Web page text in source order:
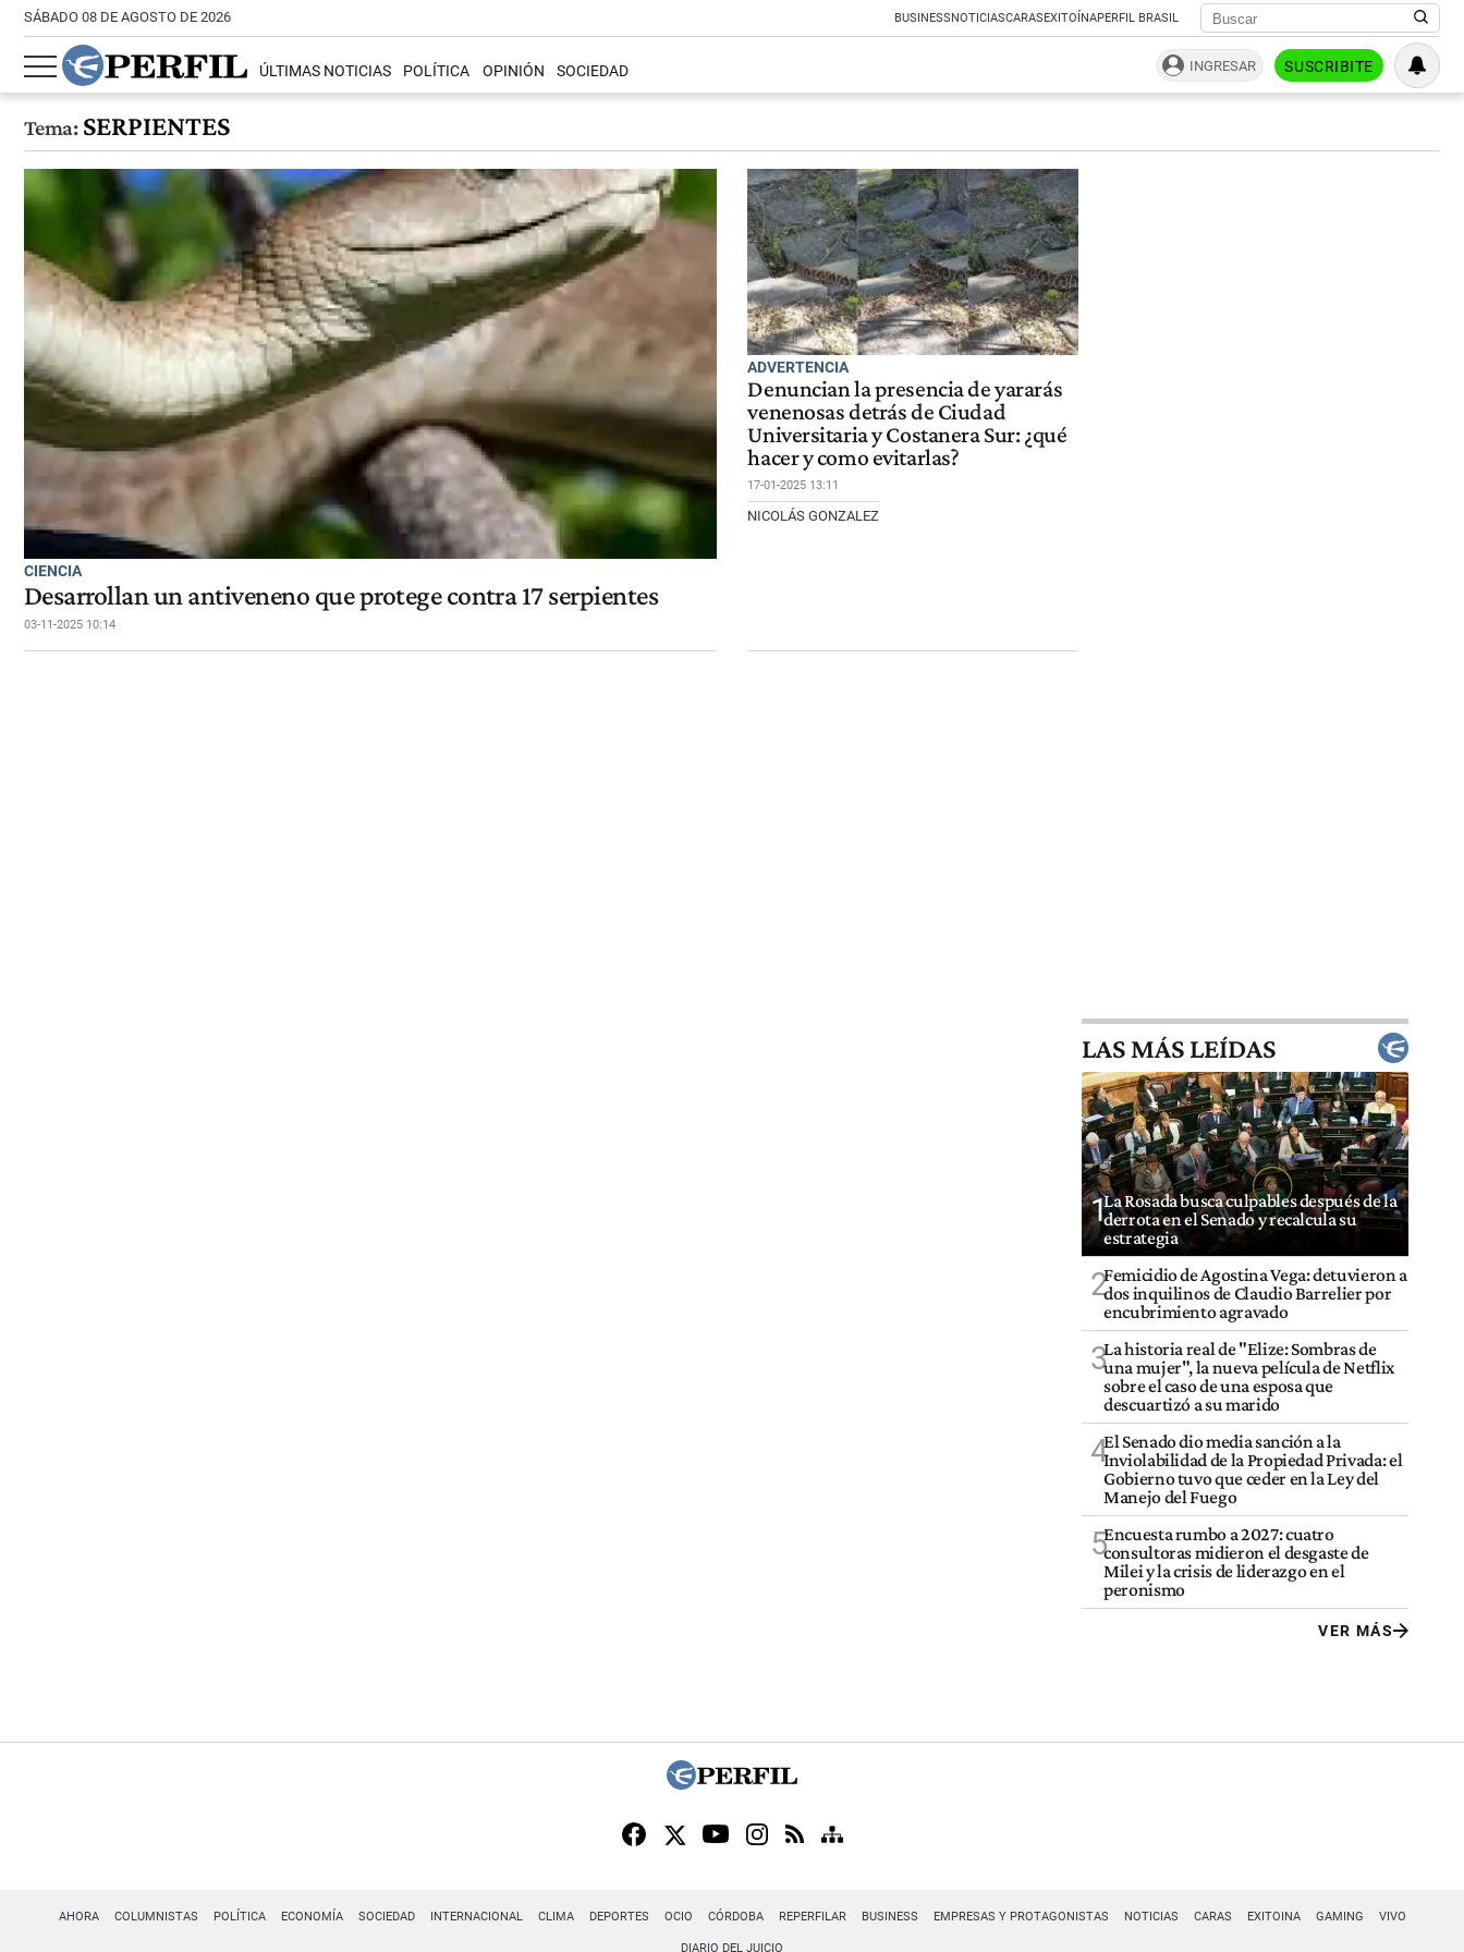
SÁBADO 08 DE AGOSTO DE 2026 BUSINESSNOTICIASCARASEXITOÍNAPERFIL BRASIL
ÚLTIMAS NOTICIAS POLÍTICA OPINIÓN SOCIEDAD INGRESAR SUSCRIBITE
Tema:SERPIENTES
CIENCIA
Desarrollan un antiveneno que protege contra 17 serpientes
03-11-2025 10:14
ADVERTENCIA
Denuncian la presencia de yararás
venenosas detrás de Ciudad
Universitaria y Costanera Sur: ¿qué
hacer y como evitarlas?
17-01-2025 13:11
NICOLÁS GONZALEZ
LAS MÁS LEÍDAS
1La Rosada busca culpables después de la
derrota en el Senado y recalcula su
estrategia
2Femicidio de Agostina Vega: detuvieron a
dos inquilinos de Claudio Barrelier por
encubrimiento agravado
3La historia real de "Elize: Sombras de
una mujer", la nueva película de Netflix
sobre el caso de una esposa que
descuartizó a su marido
4El Senado dio media sanción a la
Inviolabilidad de la Propiedad Privada: el
Gobierno tuvo que ceder en la Ley del
Manejo del Fuego
5Encuesta rumbo a 2027: cuatro
consultoras midieron el desgaste de
Milei y la crisis de liderazgo en el
peronismo
VER MÁS
AHORA COLUMNISTAS POLÍTICA ECONOMÍA SOCIEDAD INTERNACIONAL CLIMA DEPORTES OCIO CÓRDOBA REPERFILAR BUSINESS EMPRESAS Y PROTAGONISTAS NOTICIAS CARAS EXITOINA GAMING VIVO
DIARIO DEL JUICIO